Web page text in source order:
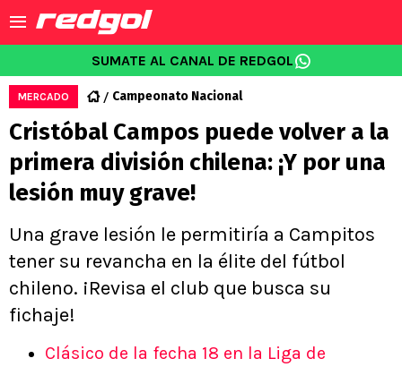
SUMATE AL CANAL DE REDGOL
MERCADO Campeonato Nacional
Cristóbal Campos puede volver a la
primera división chilena: ¡Y por una
lesión muy grave!
Una grave lesión le permitiría a Campitos
tener su revancha en la élite del fútbol
chileno. ¡Revisa el club que busca su
fichaje!
Clásico de la fecha 18 en la Liga de